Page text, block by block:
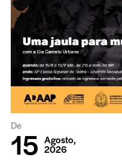
De
15 Agosto,
2026